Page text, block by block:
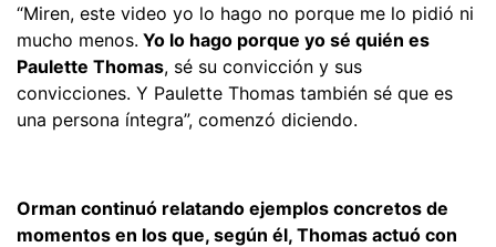
“Miren, este video yo lo hago no porque me lo pidió ni
mucho menos. Yo lo hago porque yo sé quién es
Paulette Thomas, sé su convicción y sus
convicciones. Y Paulette Thomas también sé que es
una persona íntegra”, comenzó diciendo.
Orman continuó relatando ejemplos concretos de
momentos en los que, según él, Thomas actuó con